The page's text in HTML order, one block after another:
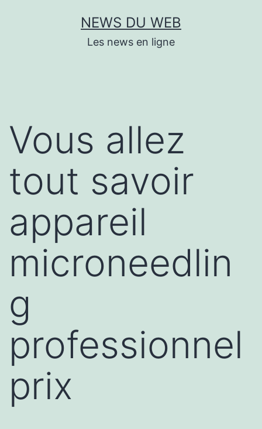
NEWS DU WEB
Les news en ligne
Vous allez
tout savoir
appareil
microneedlin
g
professionnel
prix